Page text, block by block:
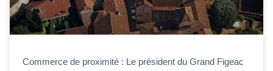
Commerce de proximité : Le président du Grand Figeac